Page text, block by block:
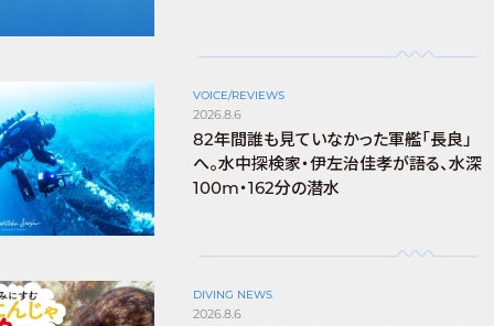
VOICE/REVIEWS
2026.8.6
82年間誰も見ていなかった軍艦「長良」
へ。水中探検家・伊左治佳孝が語る、水深
100m・162分の潜水
DIVING NEWS
2026.8.6